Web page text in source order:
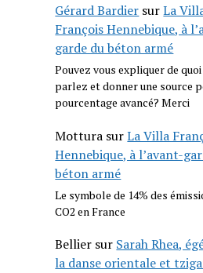
Gérard Bardier surLa
François Hennebique, à
garde du béton armé
Pouvez vous expliquer de
parlez et donner une source
pourcentage avancé? Merci
Mottura surLa Villa
Hennebique, à l’avant-
béton armé
Le symbole de 14% des
CO2 en France
Bellier sur Sarah Rhea,
la danse orientale et